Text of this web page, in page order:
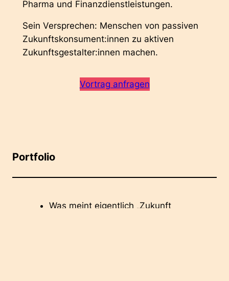
Pharma und Finanzdienstleistungen.
Sein Versprechen: Menschen von passiven
Zukunftskonsument:innen zu aktiven
Zukunftsgestalter:innen machen.
Vortrag anfragen
Portfolio
Was meint eigentlich „Zukunft